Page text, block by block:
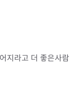
지라고 더 좋은사람